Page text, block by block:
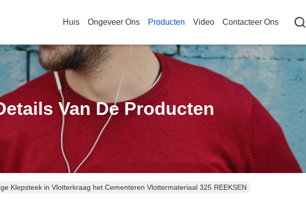
Huis Ongeveer Ons Producten Video Contacteer Ons
Van De Producten
Klepsteek in Vlotterkraag het Cementeren Vlottermateriaal 325 REEKSEN